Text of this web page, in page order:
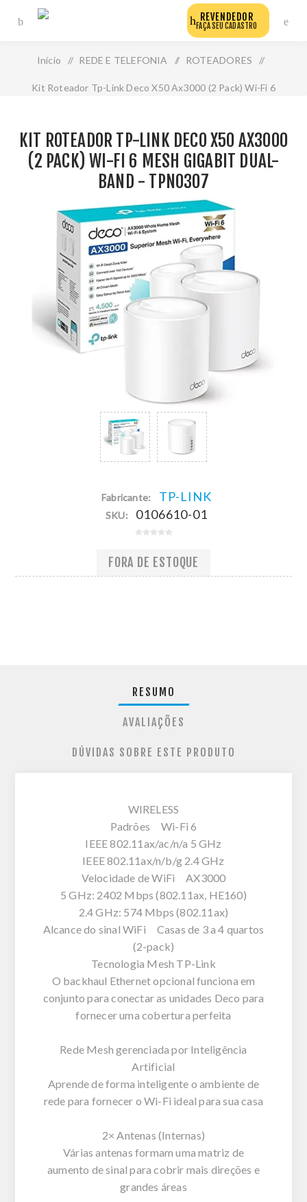
REVENDEDOR
FAÇA SEU CADASTRO
Início / REDE E TELEFONIA / ROTEADORES /
Kit Roteador Tp-Link Deco X50 Ax3000 (2 Pack) Wi-Fi 6
KIT ROTEADOR TP-LINK DECO X50 AX3000
(2 PACK) WI-FI 6 MESH GIGABIT DUAL-
BAND - TPN0307
Fabricante: TP-LINK
SKU: 0106610-01
FORA DE ESTOQUE
RESUMO
AVALIAÇÕES
DÚVIDAS SOBRE ESTE PRODUTO
WIRELESS
Padrões Wi-Fi 6
IEEE 802.11ax/ac/n/a 5 GHz
IEEE 802.11ax/n/b/g 2.4 GHz
Velocidade de WiFi AX3000
5 GHz: 2402 Mbps (802.11ax, HE160)
2.4 GHz: 574 Mbps (802.11ax)
Alcance do sinal WiFi Casas de 3 a 4 quartos
(2-pack)
Tecnologia Mesh TP-Link
O backhaul Ethernet opcional funciona em
conjunto para conectar as unidades Deco para
fornecer uma cobertura perfeita
Rede Mesh gerenciada por Inteligência
Artificial
Aprende de forma inteligente o ambiente de
rede para fornecer o Wi-Fi ideal para sua casa
2× Antenas (Internas)
Várias antenas formam uma matriz de
aumento de sinal para cobrir mais direções e
grandes áreas